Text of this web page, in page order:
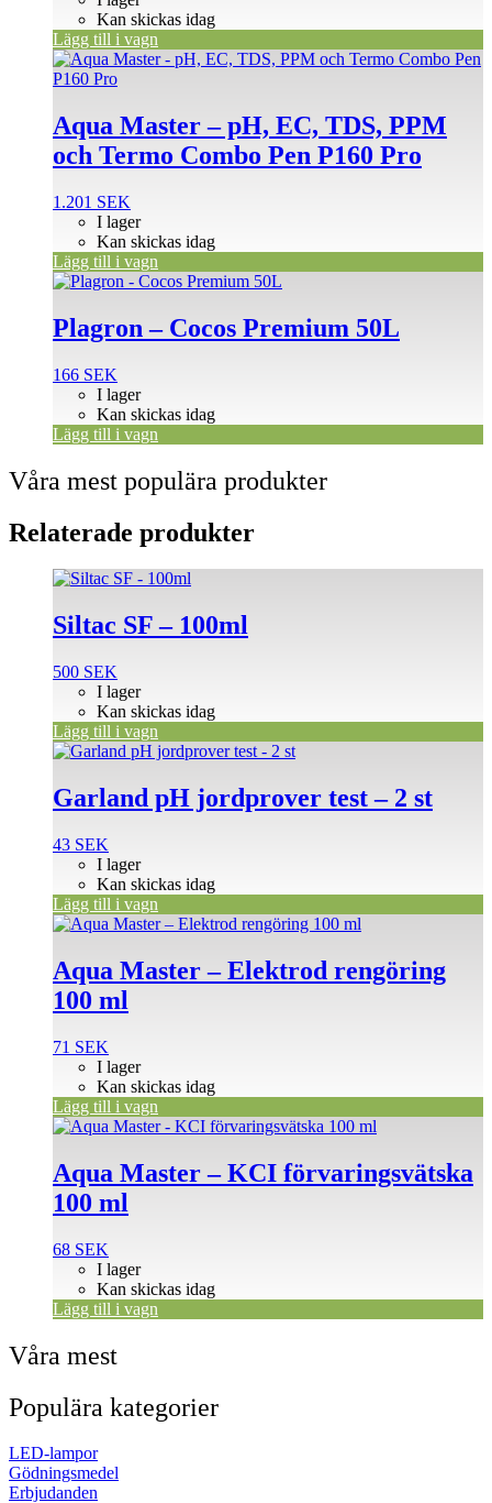
Kan skickas idag
Lägg till i vagn
Aqua Master – pH, EC, TDS, PPM
och Termo Combo Pen P160 Pro
1.201 SEK
I lager
Kan skickas idag
Lägg till i vagn
Plagron – Cocos Premium 50L
166 SEK
I lager
Kan skickas idag
Lägg till i vagn
Våra mest populära produkter
Relaterade produkter
Siltac SF – 100ml
500 SEK
I lager
Kan skickas idag
Lägg till i vagn
Garland pH jordprover test – 2 st
43 SEK
I lager
Kan skickas idag
Lägg till i vagn
Aqua Master – Elektrod rengöring
100 ml
71 SEK
I lager
Kan skickas idag
Lägg till i vagn
Aqua Master – KCI förvaringsvätska
100 ml
68 SEK
I lager
Kan skickas idag
Lägg till i vagn
Våra mest
Populära kategorier
LED-lampor
Gödningsmedel
Erbjudanden